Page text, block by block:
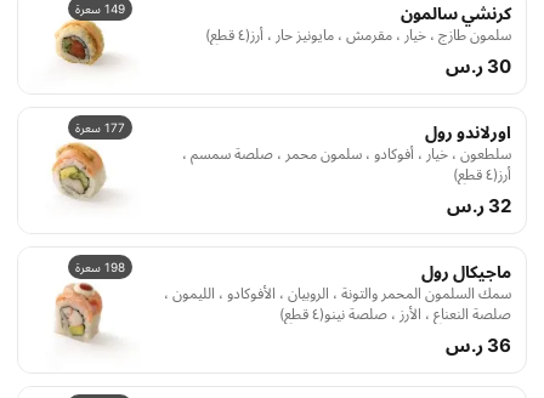
149 سعرة كرنشي سالمون
سلمون طازج ، خيار ، مقرمش ، مايونيز حار ، أرز(٤ قطع)
30 ر.س
177 سعرة اورلاندو رول
سلطعون ، خيار ، أفوكادو ، سلمون محمر ، صلصة سمسم ،
أرز(٤ قطع)
32 ر.س
198 سعرة ماجيكال رول
سمك السلمون المحمر والتونة ، الروبيان ، الأفوكادو ، الليمون ،
صلصة النعناع ، الأرز ، صلصة نينو(٤ قطع)
36 ر.س